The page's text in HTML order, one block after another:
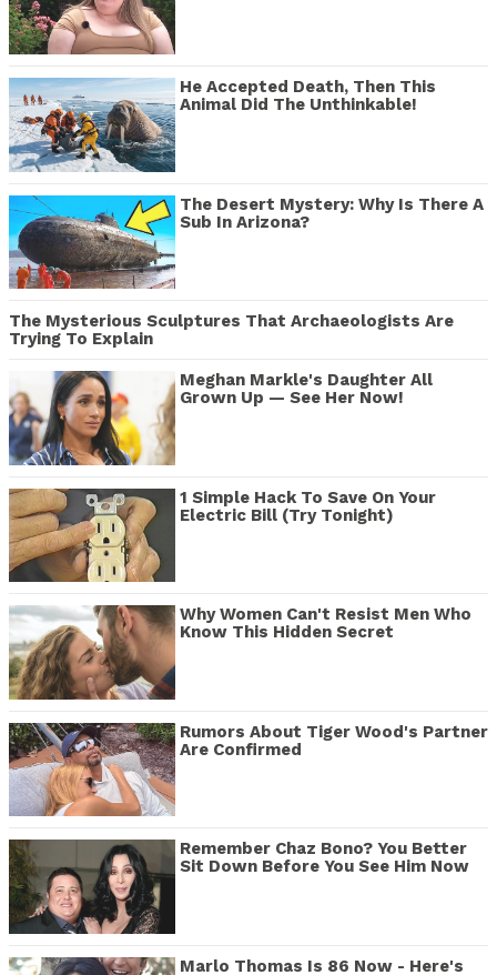
He Accepted Death, Then This
Animal Did The Unthinkable!
The Desert Mystery: Why Is There A
Sub In Arizona?
The Mysterious Sculptures That Archaeologists Are
Trying To Explain
Meghan Markle's Daughter All
Grown Up — See Her Now!
1 Simple Hack To Save On Your
Electric Bill (Try Tonight)
Why Women Can't Resist Men Who
Know This Hidden Secret
Rumors About Tiger Wood's Partner
Are Confirmed
Remember Chaz Bono? You Better
Sit Down Before You See Him Now
Marlo Thomas Is 86 Now - Here's